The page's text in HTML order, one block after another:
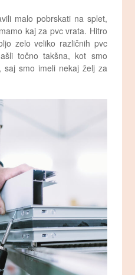
malo pobrskati na splet,
kaj za pvc vrata. Hitro
zelo veliko različnih pvc
točno takšna, kot smo
smo imeli nekaj želj za